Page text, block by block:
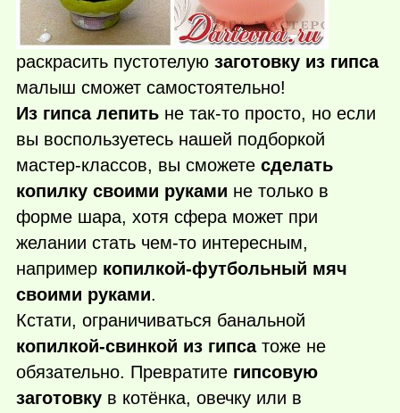
раскрасить пустотелую заготовку из гипса
малыш сможет самостоятельно!
Из гипса лепить не так-то просто, но если
вы воспользуетесь нашей подборкой
мастер-классов, вы сможете сделать
копилку своими руками не только в
форме шара, хотя сфера может при
желании стать чем-то интересным,
например копилкой-футбольный мяч
своими руками.
Кстати, ограничиваться банальной
копилкой-свинкой из гипсатоже не
обязательно. Превратите гипсовую
заготовку в котёнка, овечку или в